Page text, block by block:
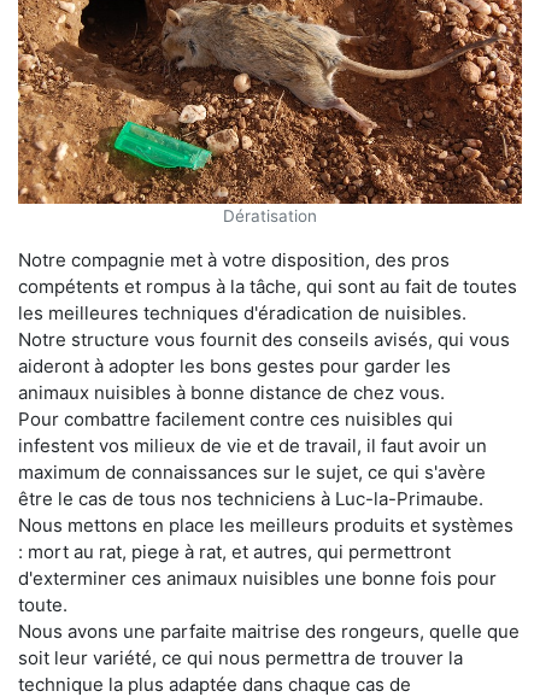
Dératisation
Notre compagnie met à votre disposition, des pros
compétents et rompus à la tâche, qui sont au fait de toutes
les meilleures techniques d'éradication de nuisibles.
Notre structure vous fournit des conseils avisés, qui vous
aideront à adopter les bons gestes pour garder les
animaux nuisibles à bonne distance de chez vous.
Pour combattre facilement contre ces nuisibles qui
infestent vos milieux de vie et de travail, il faut avoir un
maximum de connaissances sur le sujet, ce qui s'avère
être le cas de tous nos techniciens à Luc-la-Primaube.
Nous mettons en place les meilleurs produits et systèmes
: mort au rat, piege à rat, et autres, qui permettront
d'exterminer ces animaux nuisibles une bonne fois pour
toute.
Nous avons une parfaite maitrise des rongeurs, quelle que
soit leur variété, ce qui nous permettra de trouver la
technique la plus adaptée dans chaque cas de